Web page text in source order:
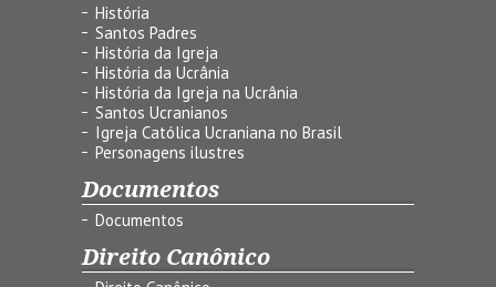
História
Santos Padres
História da Igreja
História da Ucrânia
História da Igreja na Ucrânia
Santos Ucranianos
Igreja Católica Ucraniana no Brasil
Personagens ilustres
Documentos
Documentos
Direito Canônico